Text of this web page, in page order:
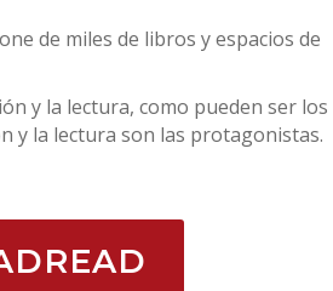
de miles de libros y espacios de
y la lectura, como pueden ser los
y la lectura son las protagonistas.